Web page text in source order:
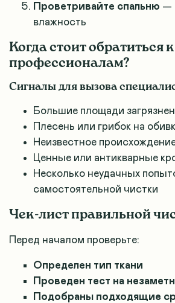
Проветривайте спальню —
влажность
Когда стоит обратиться к
профессионалам?
Сигналы для вызова
Большие площади
Плесень или грибок на
Неизвестное
Ценные или антикварные
Несколько неудачных
самостоятельной чистки
Чек-лист правильной
Перед началом проверьте:
Определен тип ткани
Проведен тест на
Подобраны подходящие